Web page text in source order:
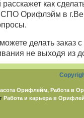
расскажет как
Орифлэйм в
делать заказ
не выходя из
Орифлейм, Работа в
Работа и карьера в